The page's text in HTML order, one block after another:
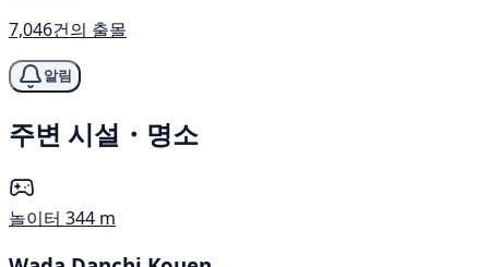
7,046건의 출몰
알림
주변 시설・명소
놀이터 344 m